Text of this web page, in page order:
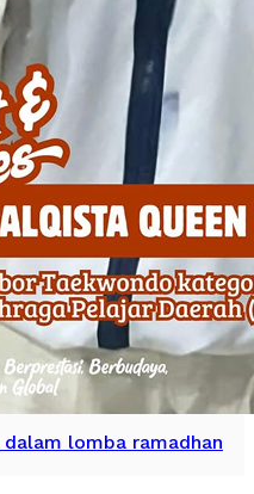
lomba ramadhan